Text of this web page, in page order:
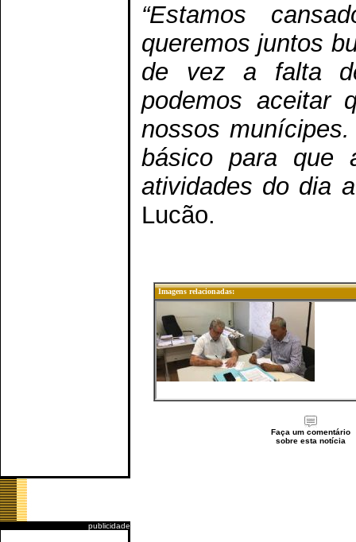
publicidade
“Estamos
queremos juntos
de vez a falta
podemos aceitar
nossos
básico para que
atividades do dia
Lucão.
Imagens relacionadas:
Faça um comentário
sobre esta notícia